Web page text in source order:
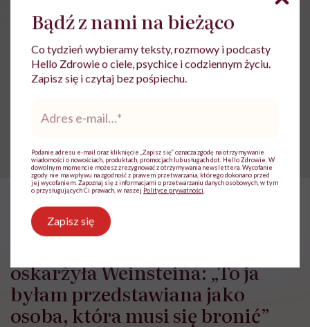
Udostępnij
Powiązane tematy:
HelloZdrowie: Życie
oskarżyła Weinsteina: „To ja
byłam przedstawiana jako
osoba, która musi się bronić”
Bądź z nami na bieżąco
Co tydzień wybieramy teksty, rozmowy i podcasty
Hello Zdrowie o ciele, psychice i codziennym życiu.
Zapisz się i czytaj bez pośpiechu.
mail*
Podanie adresu e-mail oraz kliknięcie „Zapisz się” oznacza zgodę na otrzymywanie
wiadomości o nowościach, produktach, promocjach lub usługach dot. Hello Zdrowie. W
dowolnym momencie możesz zrezygnować z otrzymywania newslettera. Wycofanie
zgody nie ma wpływu na zgodność z prawem przetwarzania, którego dokonano przed
jej wycofaniem. Zapoznaj się z informacjami o przetwarzaniu danych osobowych, w tym
o przysługujących Ci prawach, w naszej Polityce prywatności
Zapisz się